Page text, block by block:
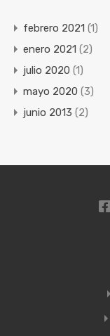
febrero 2021 (1)
enero 2021 (2)
julio 2020 (1)
mayo 2020 (3)
junio 2013 (2)